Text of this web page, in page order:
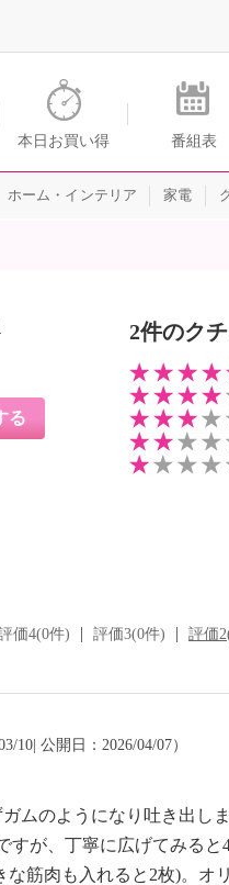
本日お買い得 番組表
ホーム・インテリア 家電
る
2件のク
価4(0件) 評価3(0件) 評価
10| 公開日：2026/04/07）
ムのようになり吐き出し
が、丁寧に広げてみる
筋肉も入れると2枚)。オ